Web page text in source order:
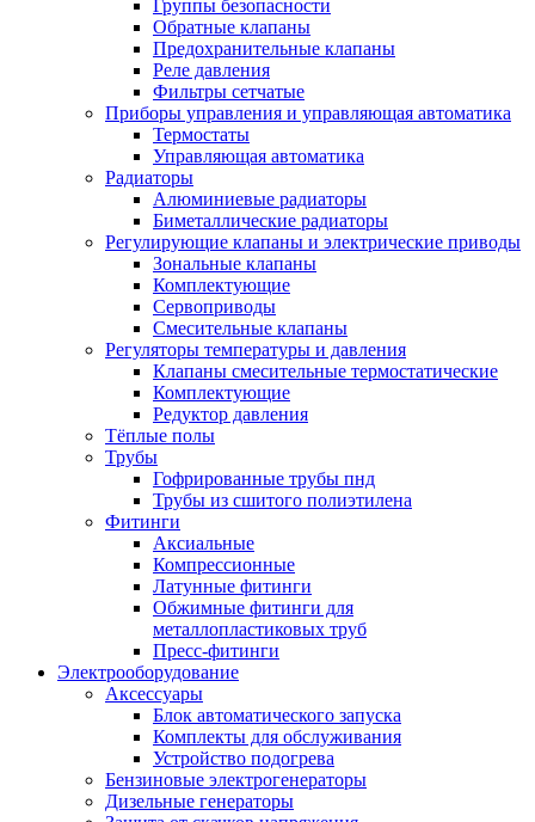
Группы безопасности
Обратные клапаны
Предохранительные клапаны
Реле давления
Фильтры сетчатые
Приборы управления и управляющая автоматика
Термостаты
Управляющая автоматика
Радиаторы
Алюминиевые радиаторы
Биметаллические радиаторы
Регулирующие клапаны и электрические приводы
Зональные клапаны
Комплектующие
Сервоприводы
Смесительные клапаны
Регуляторы температуры и давления
Клапаны смесительные термостатические
Комплектующие
Редуктор давления
Тёплые полы
Трубы
Гофрированные трубы пнд
Трубы из сшитого полиэтилена
Фитинги
Аксиальные
Компрессионные
Латунные фитинги
Обжимные фитинги для
металлопластиковых труб
Пресс-фитинги
Электрооборудование
Аксессуары
Блок автоматического запуска
Комплекты для обслуживания
Устройство подогрева
Бензиновые электрогенераторы
Дизельные генераторы